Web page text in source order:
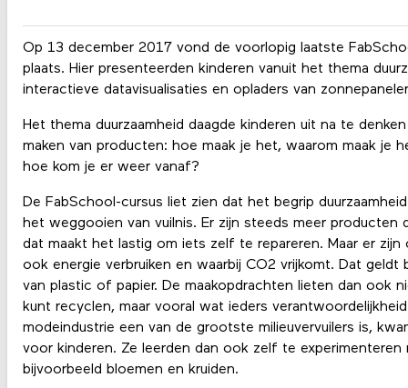
Op 13 december 2017 vond de voorlopig laatste
plaats. Hier presenteerden kinderen vanuit het thema
interactieve datavisualisaties en opladers van
Het thema duurzaamheid daagde kinderen uit na te
maken van producten: hoe maak je het, waarom maak je
hoe kom je er weer vanaf?
De FabSchool-cursus liet zien dat het begrip
het weggooien van vuilnis. Er zijn steeds meer producten
dat maakt het lastig om iets zelf te repareren. Maar er
ook energie verbruiken en waarbij CO2 vrijkomt. Dat
van plastic of papier. De maakopdrachten lieten dan ook
kunt recyclen, maar vooral wat ieders
modeindustrie een van de grootste milieuvervuilers is,
voor kinderen. Ze leerden dan ook zelf te experimenteren
bijvoorbeeld bloemen en kruiden.